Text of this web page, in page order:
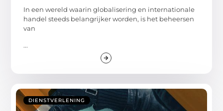
In een wereld waarin globalisering en internationale
handel steeds belangrijker worden, is het beheersen
van
...
DIENSTVERLENING